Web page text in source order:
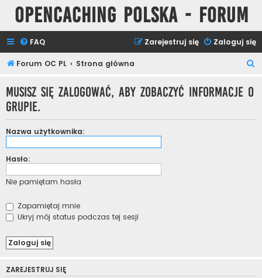
Opencaching Polska - Forum
FAQ Zaloguj się
Zarejestruj się
Forum OC PL Strona główna
Musisz się zalogować, aby zobaczyć informacje o
grupie.
Nazwa użytkownika:
Hasło:
Nie pamiętam hasła
Zapamiętaj mnie
Ukryj mój status podczas tej sesji
ZAREJESTRUJ SIĘ